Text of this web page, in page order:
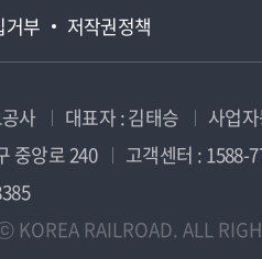
거부 저작권정책
사 대표자 : 김태승 사업
중앙로 240
고객센터 : 1588-
KOREA RAILROAD. ALL